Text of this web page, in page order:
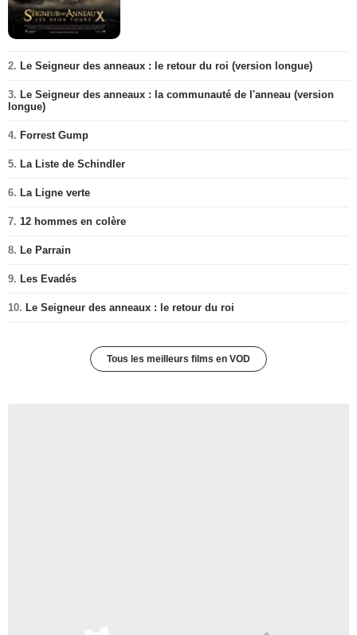
2. Le Seigneur des anneaux : le retour du roi (version longue)
3. Le Seigneur des anneaux : la communauté de l'anneau (version
longue)
4. Forrest Gump
5. La Liste de Schindler
6. La Ligne verte
7. 12 hommes en colère
8. Le Parrain
9. Les Evadés
10. Le Seigneur des anneaux : le retour du roi
Tous les meilleurs films en VOD